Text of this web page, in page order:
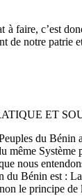
faire, c’est
de notre patrie
ET
du Bénin
même
nous
Bénin est :
le principe